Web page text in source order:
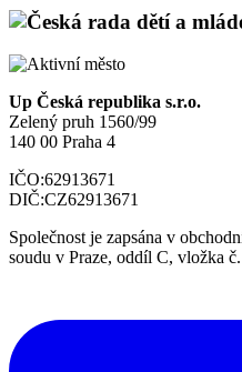
Up Česká republika s.r.o.
Zelený pruh 1560/99
140 00 Praha 4
IČO:62913671
DIČ:CZ62913671
Společnost je zapsána v
soudu v Praze, oddíl C, vložka